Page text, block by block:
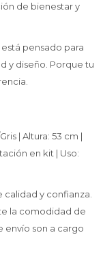
de bienestar y
pensado para
y diseño. Porque tu
| Altura: 53 cm |
en kit | Uso:
calidad y confianza.
la comodidad de
envío son a cargo